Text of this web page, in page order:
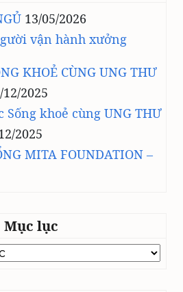
13/05/2026
vận hành xưởng
KHOẺ CÙNG UNG THƯ
12/2025
Sống khoẻ cùng UNG THƯ
2025
MITA FOUNDATION –
Mục lục